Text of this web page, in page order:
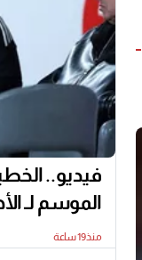
فيديو..
الموسم لـ
منذ19 ساعة